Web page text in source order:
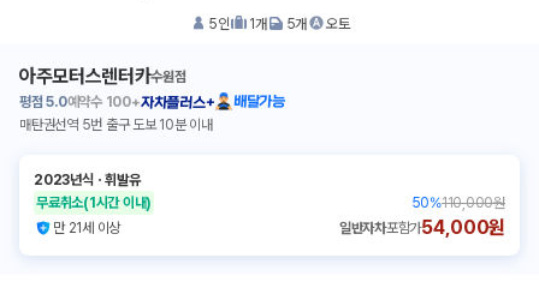
5인 1개 5개 오토
아주모터스렌터카수원점
평점 5.0예약수 100+자차플러스+
배달가능
매탄권선역 5번 출구 도보 10분 이내
2023년식 ㆍ휘발유
무료취소(1시간 이내) 50%110,000원
만 21세 이상
일반자차포함가54,000원